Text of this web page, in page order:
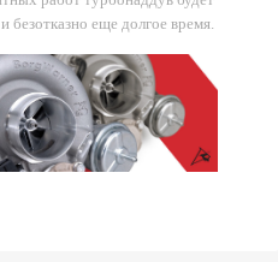
безотказно еще долгое время.